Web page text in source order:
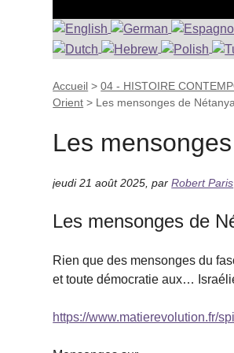
Accueil >04 - HISTOIRE
Orient > Les mensonges de
Les
jeudi 21 août 2025 ,parRobert Paris
Les mensonges de
Rien que des mensonges du
et toute démocratie aux…
https://www.matierevolution.fr/